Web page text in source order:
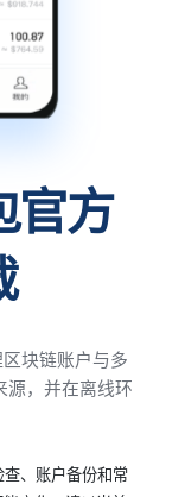
方
块链账户与多
源，并在离线环
、账户备份和常